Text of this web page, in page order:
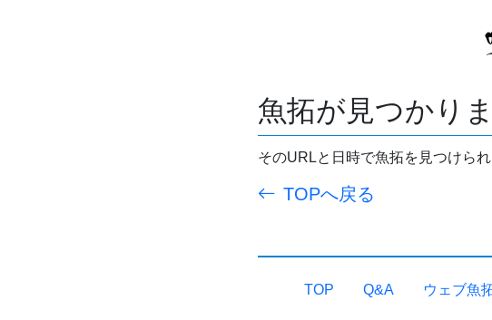
魚拓が見つかりま
そのURLと日時で魚拓を見つけられ
TOPへ戻る
TOP Q&A ウェブ魚